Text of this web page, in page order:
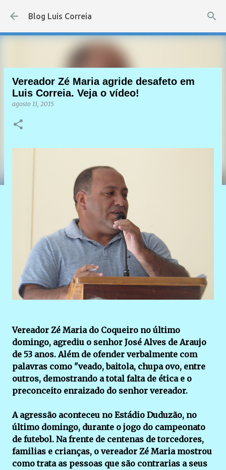
Pular para o conteúdo principal
Blog Luis Correia
Vereador Zé Maria agride desafeto em
Luis Correia. Veja o vídeo!
agosto 11, 2015
Vereador Zé Maria do Coqueiro no último
domingo, agrediu o senhor José Alves de Araujo
de 53 anos. Além de ofender verbalmente com
palavras como "veado, baitola, chupa ovo, entre
outros, demostrando a total falta de ética e o
preconceito enraizado do senhor vereador.
A agressão aconteceu no Estádio Duduzão, no
último domingo, durante o jogo do campeonato
de futebol. Na frente de centenas de torcedores,
familias e crianças, o vereador Zé Maria mostrou
como trata as pessoas que são contrarias a seus